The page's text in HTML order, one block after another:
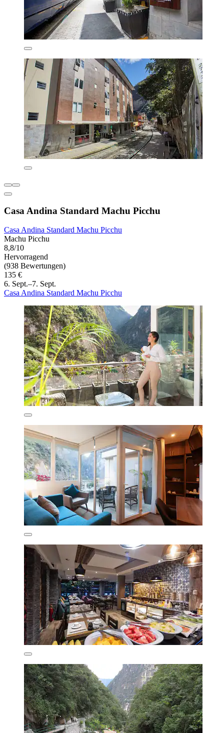
Casa Andina Standard Machu Picchu
Casa Andina Standard Machu Picchu
Machu Picchu
8,8/10
Hervorragend
(938 Bewertungen)
135 €
6. Sept.–7. Sept.
Casa Andina Standard Machu Picchu